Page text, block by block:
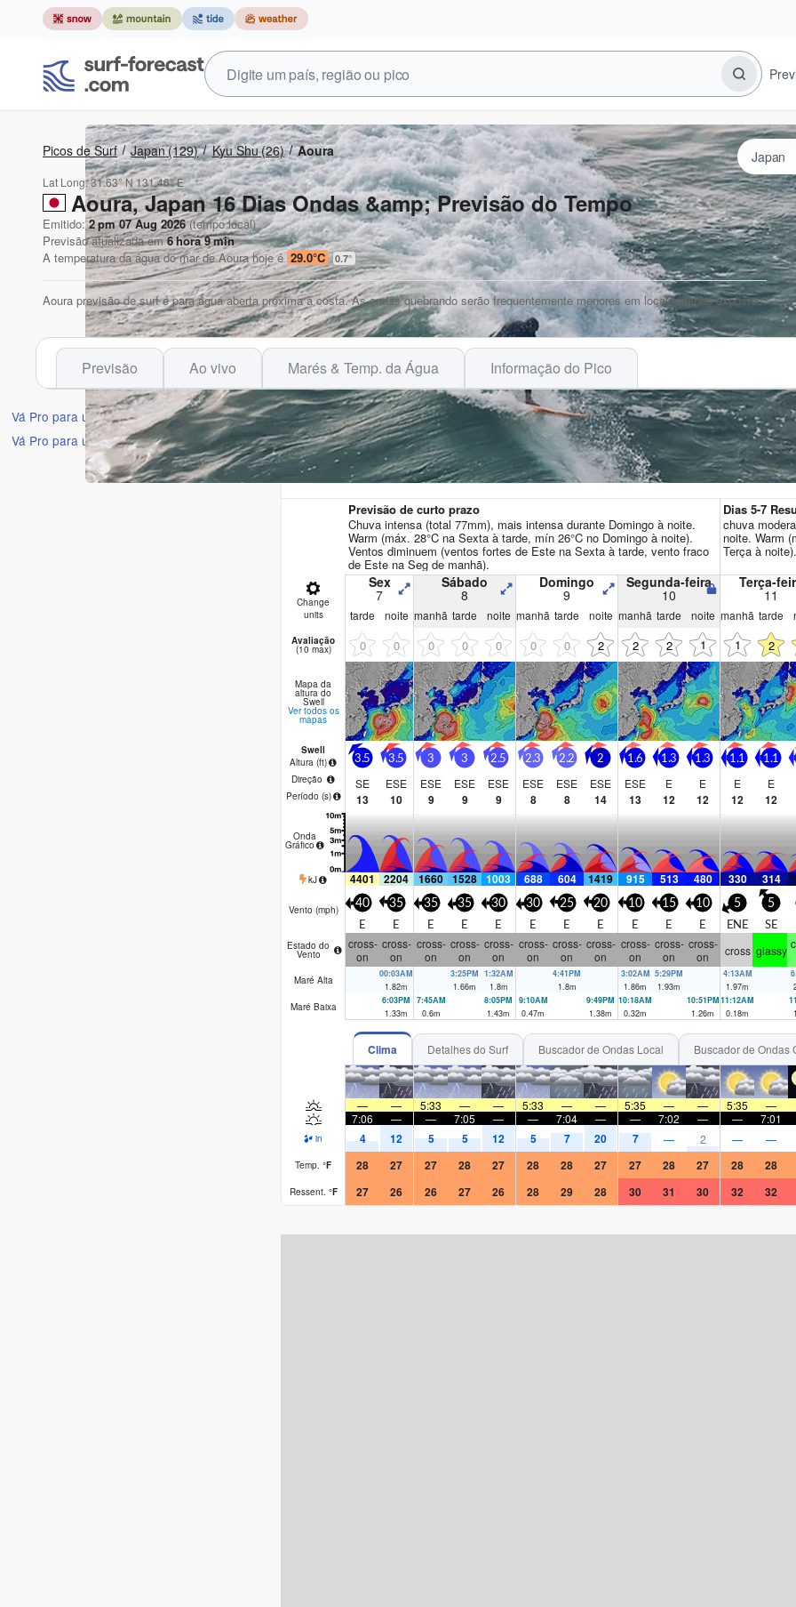
Picos de Surf Japan(129) Kyu Shu(26) Aoura
Lat Long:31.63° N 131.46° E
Aoura, Japan 16 Dias Ondas &amp; Previsão do Tempo
Emitido:2 pm 07 Aug 2026(tempo local)
Previsão atualizada em6hora9min
A temperatura da água do mar deAourahoje é 29.0°C 0.7°
Aoura previsão de surf é para água aberta próxima à costa. As ondas quebrando serão frequentemente menores em locais menos expostos.
Previsão Ao vivo Marés & Temp. da Água Informação do Pico
Vá Pro para uma experiência sem anúncios
Vá Pro para uma experiência sem anúncios
Vá Pro para uma experiência
16 Dias De Hora em Hora
Previsão de curto prazo
Chuva intensa (total 77mm), mais intensa durante Domingo à noite.
Warm (máx. 28°C na Sexta à tarde, mín 26°C no Domingo à noite).
Ventos diminuem (ventos fortes de Este na Sexta à tarde, vento fraco
de Este na Seg de manhã).
Dias 5-7
chuva
noite. Warm
Terça à
Change
units
Sex
7
Sábado
8
Domingo
9
Segunda-feira
10
Terça-
11
tarde noite manhã tarde noite manhã tarde noite manhã tarde noite manhã tarde
Avaliação
(10 max) 0 0 0 0 0 0 0 2 2 2 1 1 2
Mapa da
altura do
Swell
Ver todos os
mapas
Swell
Altura (ft)
Direção
Período (s)
3.5
SE
13
3.5
ESE
10
3
ESE
9
3
ESE
9
2.5
ESE
9
2.3
ESE
8
2.2
ESE
8
2
ESE
14
1.6
ESE
13
1.3
E
12
1.3
E
12
1.1
E
12
1.1
E
12
Onda
Gráfico
kJ 4401 2204 1660 1528 1003 688 604 1419 915 513 480 330 314
Vento (mph) 40
E
35
E
35
E
35
E
30
E
30
E
25
E
20
E
10
E
15
E
10
E
5
ENE
5
SE
Estado do
Vento
cross-
on
cross-
on
cross-
on
cross-
on
cross-
on
cross-
on
cross-
on
cross-
on
cross-
on
cross-
on
cross-
on
cross glassy
Maré Alta
00:03AM
1.82m
3:25PM
1.66m
1:32AM
1.8m
4:41PM
1.8m
3:02AM
1.86m
5:29PM
1.93m
4:13AM
1.97m
Maré Baixa
6:03PM
1.33m
7:45AM
0.6m
8:05PM
1.43m
9:10AM
0.47m
9:49PM
1.38m
10:18AM
0.32m
10:51PM
1.26m
11:12AM
0.18m
Clima Detalhes do Surf Buscador de Ondas Local Buscador de Ondas
— — 5:33 — — 5:33 — — 5:35 — — 5:35 —
7:06
— — 7:05 — — 7:04 — — 7:02 — — 7:01
in 4 12 5 5 12 5 7 20 7 — 2 — —
Temp. °F 28 27 27 28 27 28 28 27 27 28 27 28 28
Ressent. °F 27 26 26 27 26 28 29 28 30 31 30 32 32